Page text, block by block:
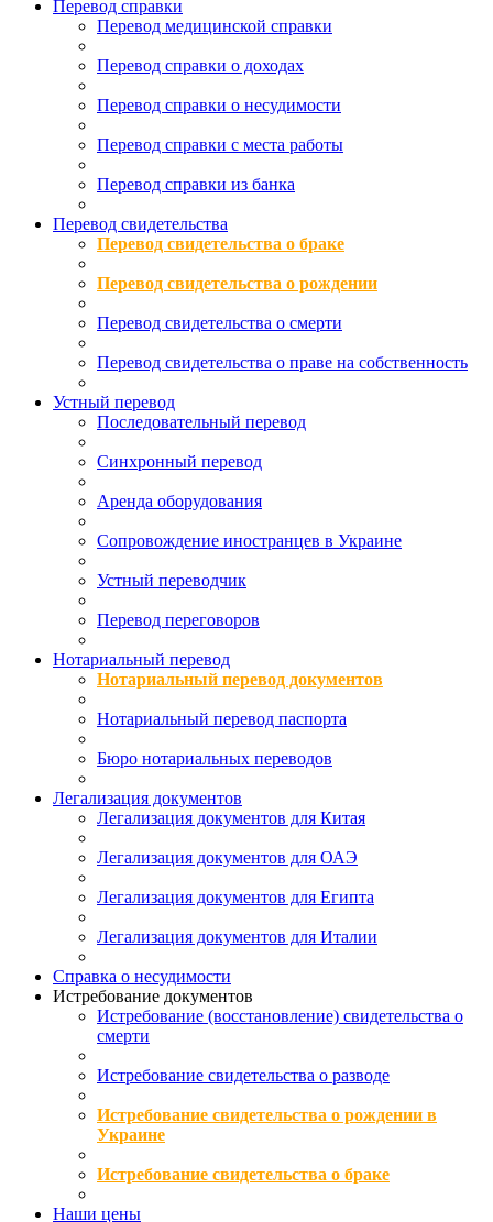
Перевод справки
Перевод медицинской справки
Перевод справки о доходах
Перевод справки о несудимости
Перевод справки с места работы
Перевод справки из банка
Перевод свидетельства
Перевод свидетельства о браке
Перевод свидетельства о рождении
Перевод свидетельства о смерти
Перевод свидетельства о праве на собственность
Устный перевод
Последовательный перевод
Синхронный перевод
Аренда оборудования
Сопровождение иностранцев в Украине
Устный переводчик
Перевод переговоров
Нотариальный перевод
Нотариальный перевод документов
Нотариальный перевод паспорта
Бюро нотариальных переводов
Легализация документов
Легализация документов для Китая
Легализация документов для ОАЭ
Легализация документов для Египта
Легализация документов для Италии
Справка о несудимости
Истребование документов
Истребование (восстановление) свидетельства о
смерти
Истребование свидетельства о разводе
Истребование свидетельства о рождении в
Украине
Истребование свидетельства о браке
Наши цены